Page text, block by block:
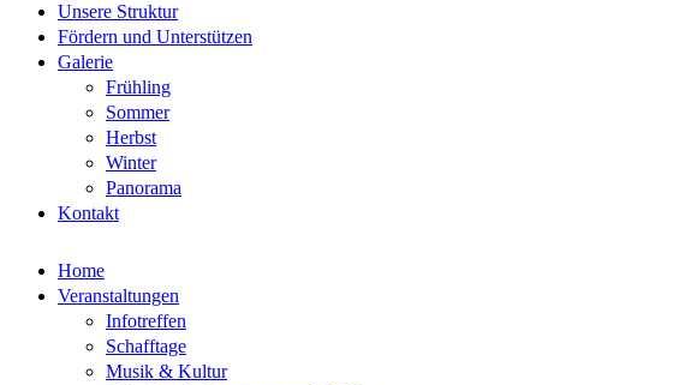
Unsere Struktur
Fördern und Unterstützen
Galerie
Frühling
Sommer
Herbst
Winter
Panorama
Kontakt
Home
Veranstaltungen
Infotreffen
Schafftage
Musik & Kultur